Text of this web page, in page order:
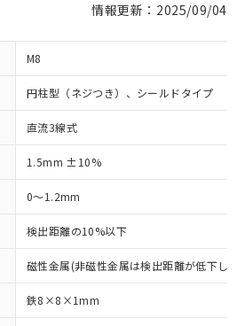
情報更新：2025/09/04
M8
円柱型（ネジつき）、シールドタイプ
直流3線式
1.5mm ±10%
0～1.2mm
検出距離の10%以下
磁性金属(非磁性金属は検出距離が低下しま
鉄8×8×1mm